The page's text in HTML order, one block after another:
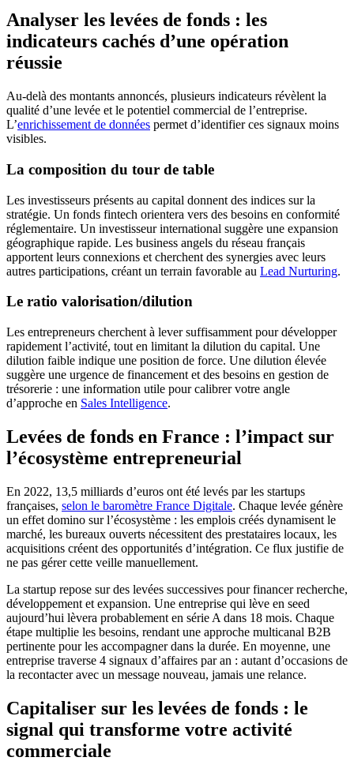
Analyser les levées de fonds : les
indicateurs cachés d’une opération
réussie
Au-delà des montants annoncés, plusieurs indicateurs révèlent la
qualité d’une levée et le potentiel commercial de l’entreprise.
L’enrichissement de données permet d’identifier ces signaux moins
visibles.
La composition du tour de table
Les investisseurs présents au capital donnent des indices sur la
stratégie. Un fonds fintech orientera vers des besoins en conformité
réglementaire. Un investisseur international suggère une expansion
géographique rapide. Les business angels du réseau français
apportent leurs connexions et cherchent des synergies avec leurs
autres participations, créant un terrain favorable au Lead Nurturing.
Le ratio valorisation/dilution
Les entrepreneurs cherchent à lever suffisamment pour développer
rapidement l’activité, tout en limitant la dilution du capital. Une
dilution faible indique une position de force. Une dilution élevée
suggère une urgence de financement et des besoins en gestion de
trésorerie : une information utile pour calibrer votre angle
d’approche en Sales Intelligence.
Levées de fonds en France : l’impact sur
l’écosystème entrepreneurial
En 2022, 13,5 milliards d’euros ont été levés par les startups
françaises, selon le baromètre France Digitale. Chaque levée génère
un effet domino sur l’écosystème : les emplois créés dynamisent le
marché, les bureaux ouverts nécessitent des prestataires locaux, les
acquisitions créent des opportunités d’intégration. Ce flux justifie de
ne pas gérer cette veille manuellement.
La startup repose sur des levées successives pour financer recherche,
développement et expansion. Une entreprise qui lève en seed
aujourd’hui lèvera probablement en série A dans 18 mois. Chaque
étape multiplie les besoins, rendant une approche multicanal B2B
pertinente pour les accompagner dans la durée. En moyenne, une
entreprise traverse 4 signaux d’affaires par an : autant d’occasions de
la recontacter avec un message nouveau, jamais une relance.
Capitaliser sur les levées de fonds : le
signal qui transforme votre activité
commerciale